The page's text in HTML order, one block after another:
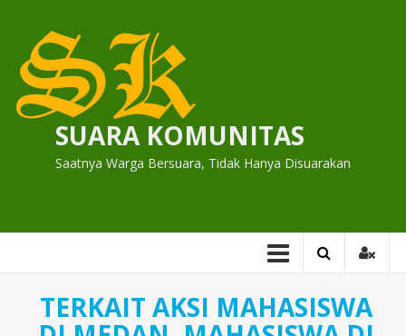
content
SUARA KOMUNITAS
Saatnya Warga Bersuara, Tidak Hanya Disuarakan
TERKAIT AKSI MAHASISWA